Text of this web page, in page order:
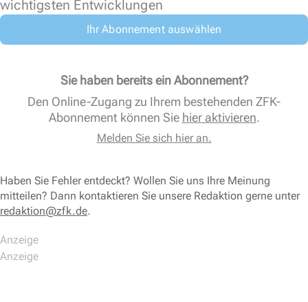
wichtigsten Entwicklungen
Ihr Abonnement auswählen
Sie haben bereits ein Abonnement?
Den Online-Zugang zu Ihrem bestehenden ZFK-
Abonnement können Sie hier aktivieren.
Melden Sie sich hier an.
Haben Sie Fehler entdeckt? Wollen Sie uns Ihre Meinung
mitteilen? Dann kontaktieren Sie unsere Redaktion gerne unter
redaktion@zfk.de.